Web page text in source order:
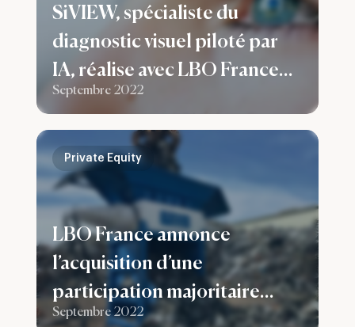
SiVIEW, spécialiste du
diagnostic visuel piloté par
IA, réalise avec LBO France
une augmentation de capital
de 5,5M€
Septembre 2022
LBO France annonce
l’acquisition d’une
participation majoritaire
dans Zato, leader de la
Septembre 2022
Private Equity